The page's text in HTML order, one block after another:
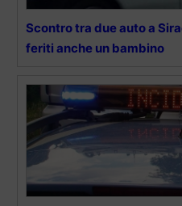
Scontro tra due auto a
feriti anche un bambino